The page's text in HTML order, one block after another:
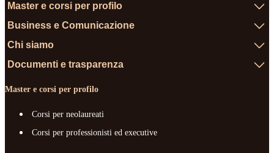
Master e corsi per profilo
Business e Comunicazione
Chi siamo
Documenti e trasparenza
Master e corsi per profilo
Corsi per neolaureati
Corsi per professionisti ed executive